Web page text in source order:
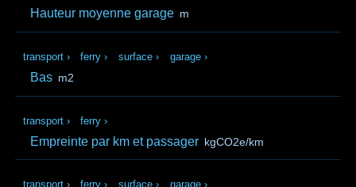
Hauteur moyenne garage m
transport › ferry › surface › garage ›
Bas m2
transport › ferry ›
Empreinte par km et passager kgCO2e/km
transport › ferry › surface › garage ›